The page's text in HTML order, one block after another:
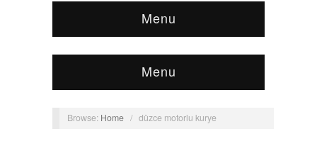
Menu
Menu
Browse: Home / düzce motorlu kurye